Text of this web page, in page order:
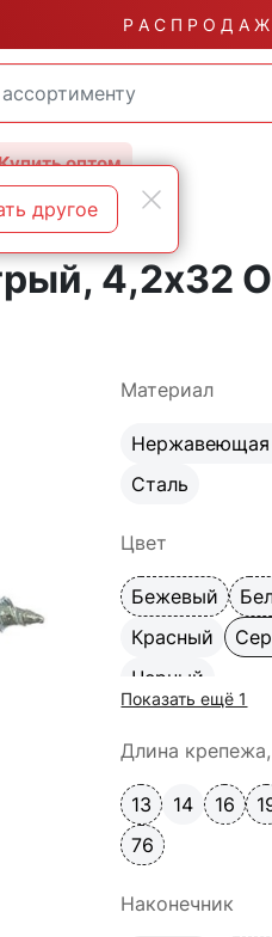
Р А С П Р О Д А Ж
оптом
4,2х32
Материал
Нержавеющая
Сталь
Цвет
Бежевый
Красный
Черный
Показать ещё 1
Длина
13 14 16
76
Наконечник
другое